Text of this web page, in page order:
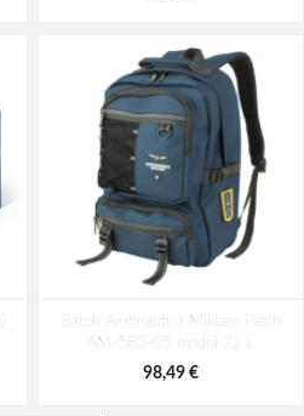
Batoh Aeronautica Militare Patch
AM-580-05 modrá 22 L
98,49 €